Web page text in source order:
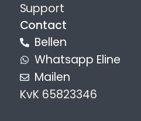
Support
Contact
Bellen
Whatsapp Eline
Mailen
KvK 65823346